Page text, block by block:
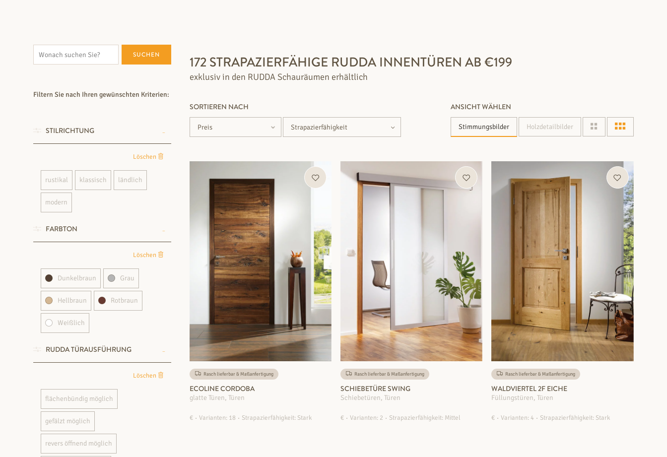
SUCHEN
Filtern Sie nach Ihren gewünschten Kriterien:
STILRICHTUNG
Löschen
rustikal klassisch ländlich
modern
FARBTON
Löschen
Dunkelbraun Grau
Hellbraun Rotbraun
Weißlich
RUDDA TÜRAUSFÜHRUNG
Löschen
flächenbündig möglich
gefälzt möglich
revers öffnend möglich
172 STRAPAZIERFÄHIGE RUDDA INNENTÜREN AB €199
exklusiv in den RUDDA Schauräumen erhältlich
SORTIEREN NACH ANSICHT WÄHLEN
Stimmungsbilder Holzdetailbilder
Rasch lieferbar & Maßanfertigung
ECOLINE CORDOBA
glatte Türen, Türen
€ Varianten: 18 Strapazierfähigkeit: Stark
Rasch lieferbar & Maßanfertigung
SCHIEBETÜRE SWING
Schiebetüren, Türen
€ Varianten: 2 Strapazierfähigkeit: Mittel
Rasch lieferbar & Maßanfertigung
WALDVIERTEL 2F EICHE
Füllungstüren, Türen
€ Varianten: 4 Strapazierfähigkeit: Stark